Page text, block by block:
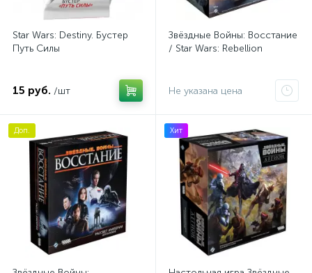
Star Wars: Destiny. Бустер
Путь Силы
15 руб. /шт
Звёздные Войны: Восстание
/ Star Wars: Rebellion
Не указана цена
Доп. Хит